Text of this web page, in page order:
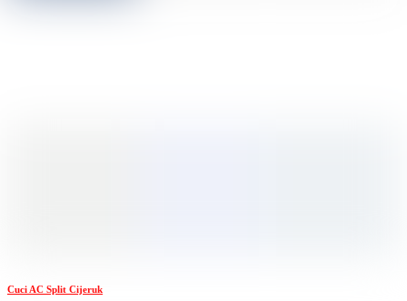
Cuci AC Split Cijeruk